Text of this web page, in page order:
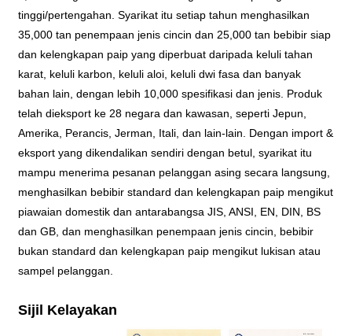
tinggi/pertengahan. Syarikat itu setiap tahun menghasilkan
35,000 tan penempaan jenis cincin dan 25,000 tan bebibir siap
dan kelengkapan paip yang diperbuat daripada keluli tahan
karat, keluli karbon, keluli aloi, keluli dwi fasa dan banyak
bahan lain, dengan lebih 10,000 spesifikasi dan jenis. Produk
telah dieksport ke 28 negara dan kawasan, seperti Jepun,
Amerika, Perancis, Jerman, Itali, dan lain-lain. Dengan import &
eksport yang dikendalikan sendiri dengan betul, syarikat itu
mampu menerima pesanan pelanggan asing secara langsung,
menghasilkan bebibir standard dan kelengkapan paip mengikut
piawaian domestik dan antarabangsa JIS, ANSI, EN, DIN, BS
dan GB, dan menghasilkan penempaan jenis cincin, bebibir
bukan standard dan kelengkapan paip mengikut lukisan atau
sampel pelanggan.
Sijil Kelayakan